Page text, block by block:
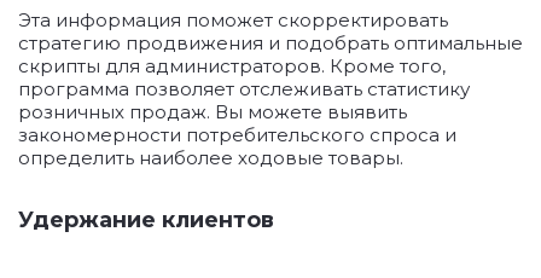
Эта информация поможет скорректировать
стратегию продвижения и подобрать оптимальные
скрипты для администраторов. Кроме того,
программа позволяет отслеживать статистику
розничных продаж. Вы можете выявить
закономерности потребительского спроса и
определить наиболее ходовые товары.
Удержание клиентов